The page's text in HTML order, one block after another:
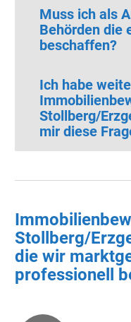
Muss ich als
Behörden die
beschaffen?
Ich habe
Stollberg/
mir diese
Stollberg/
die wir
professionell